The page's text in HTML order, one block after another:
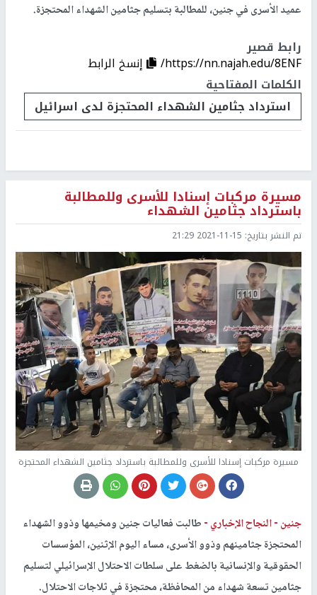
عميد الأسرى في جنين، للمطالبة بتسليم جثامين الشهداء المحتجزة.
رابط قصير
https://nn.najah.edu/8ENF/
إنسخ الرابط
الكلمات المفتاحية
استرداد جثامين الشهداء المحتجزة لدى اسرائيل
مسيرة مركبات إسنادا للأسرى وللمطالبة
باسترداد جثامين الشهداء
تم النشر بتاريخ: 2021-11-15 21:29
مسيرة مركبات إسنادا للأسرى وللمطالبة باسترداد جثامين الشهداء المحتجزة
جنين -النجاح الإخباري -طالبت فعاليات جنين ومخيمها وذوو الشهداء
المحتجزة جثامينهم وذوو الأسرى، مساء اليوم الإثنين، المؤسسات
الحقوقية والإنسانية بالضغط على سلطات الاحتلال الإسرائيلي لتسليم
جثامين تسعة شهداء من المحافظة، محتجزة في ثلاجات الاحتلال.